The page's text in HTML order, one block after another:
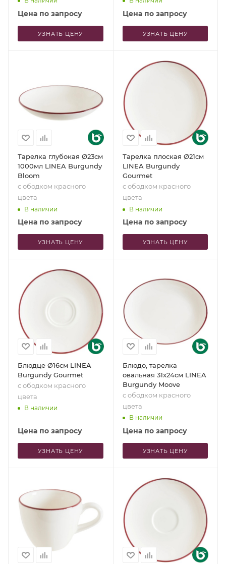
Цена по запросу
УЗНАТЬ ЦЕНУ
Цена по запросу
УЗНАТЬ ЦЕНУ
Тарелка глубокая Ø23см
1000мл LINEA Burgundy
Bloom
с ободком красного
цвета
В наличии
Цена по запросу
УЗНАТЬ ЦЕНУ
Тарелка плоская Ø21см
LINEA Burgundy
Gourmet
с ободком красного
цвета
В наличии
Цена по запросу
УЗНАТЬ ЦЕНУ
Блюдце Ø16см LINEA
Burgundy Gourmet
с ободком красного
цвета
В наличии
Цена по запросу
УЗНАТЬ ЦЕНУ
Блюдо, тарелка
овальная 31x24см LINEA
Burgundy Moove
с ободком красного
цвета
В наличии
Цена по запросу
УЗНАТЬ ЦЕНУ